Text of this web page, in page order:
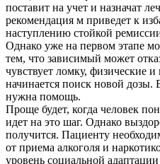
поставит на учет и назначат
рекомендация м приведет к
наступлению стойкой
Однако уже на первом этапе
тем, что зависимый может
чувствует ломку, физические
начинается поиск новой дозы.
нужна помощь.
Проще будет, когда человек
идет на это шаг. Однако
получится. Пациенту
от приема алкоголя и
уровень социальной